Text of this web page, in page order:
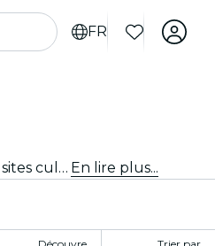
FR
Découvre de nouvelles aventures avec les excursions depuis Orlando. Explore les attractions à proximité, les paysages pittoresques, et les sites culturels avec des guides experts. Une journée d'exploration et de découverte, parfaite pour les voyageurs désireux de découvrir le meilleur de la région. En lire plus...